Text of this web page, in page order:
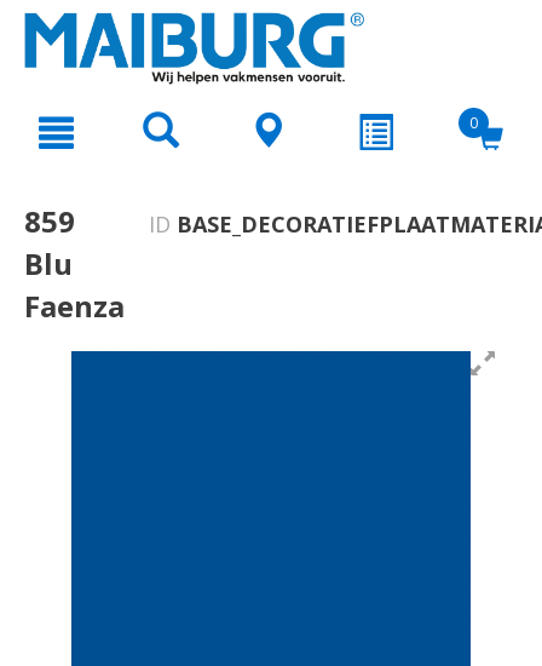
text.skipToNavigation
0
859
Blu
Faenza
ID